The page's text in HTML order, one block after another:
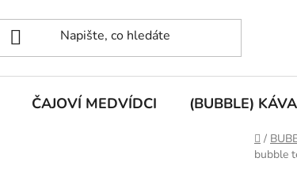
ČAJOVÍ MEDVÍDCI (BUBBLE) KÁVA
Domů
/
bubble